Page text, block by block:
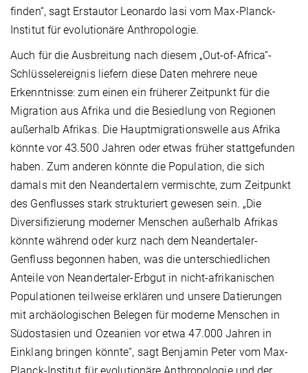
finden“, sagt Erstautor Leonardo Iasi vom Max-Planck-
Institut für evolutionäre Anthropologie.
Auch für die Ausbreitung nach diesem „Out-of-Africa“-
Schlüsselereignis liefern diese Daten mehrere neue
Erkenntnisse: zum einen ein früherer Zeitpunkt für die
Migration aus Afrika und die Besiedlung von Regionen
außerhalb Afrikas. Die Hauptmigrationswelle aus Afrika
könnte vor 43.500 Jahren oder etwas früher stattgefunden
haben. Zum anderen könnte die Population, die sich
damals mit den Neandertalern vermischte, zum Zeitpunkt
des Genflusses stark strukturiert gewesen sein. „Die
Diversifizierung moderner Menschen außerhalb Afrikas
könnte während oder kurz nach dem Neandertaler-
Genfluss begonnen haben, was die unterschiedlichen
Anteile von Neandertaler-Erbgut in nicht-afrikanischen
Populationen teilweise erklären und unsere Datierungen
mit archäologischen Belegen für moderne Menschen in
Südostasien und Ozeanien vor etwa 47.000 Jahren in
Einklang bringen könnte“, sagt Benjamin Peter vom Max-